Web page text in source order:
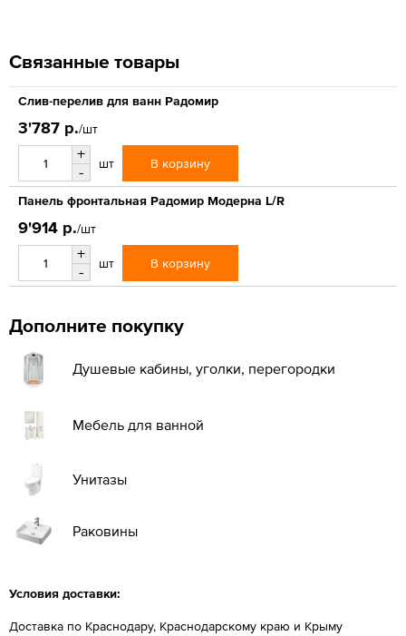
Связанные товары
Слив-перелив для ванн Радомир
3'787 р./шт
+
-
шт В корзину
Панель фронтальная Радомир Модерна L/R
9'914 р./шт
+
-
шт В корзину
Дополните покупку
Душевые кабины, уголки, перегородки
Мебель для ванной
Унитазы
Раковины
Условия доставки:
Доставка по Краснодару, Краснодарскому краю и Крыму